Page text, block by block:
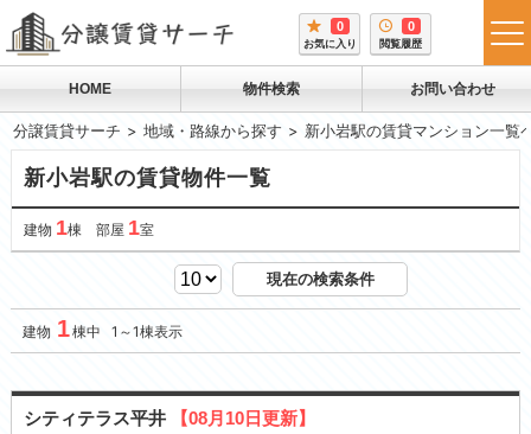
0
お気に入り
0
閲覧履歴
HOME 物件検索 お問い合わせ
分譲賃貸サーチ 地域・路線から探す 新小岩駅の賃貸マンション一覧
新小岩駅の賃貸物件一覧
建物 1棟 部屋 1室
現在の検索条件
建物 1棟中 1～1棟表示
シティテラス平井 【08月10日更新】